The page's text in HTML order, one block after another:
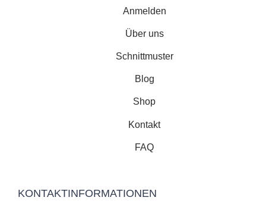
Anmelden
Über uns
Schnittmuster
Blog
Shop
Kontakt
FAQ
KONTAKTINFORMATIONEN